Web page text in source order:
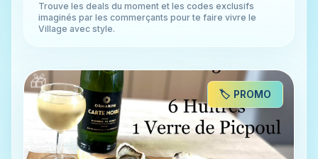
Trouve les deals du moment et les codes exclusifs
imaginés par les commerçants pour te faire vivre le
Village avec style.
🏷️ PROMO
🎁